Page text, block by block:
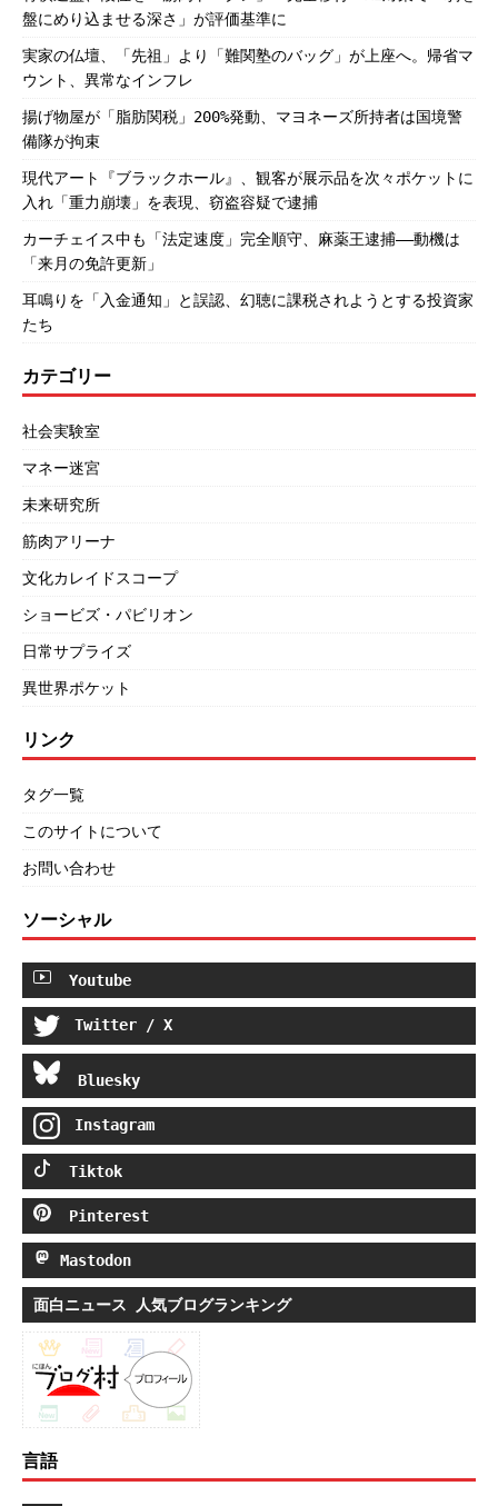
盤にめり込ませる深さ」が評価基準に
実家の仏壇、「先祖」より「難関塾のバッグ」が上座へ。帰省マ
ウント、異常なインフレ
揚げ物屋が「脂肪関税」200%発動、マヨネーズ所持者は国境警
備隊が拘束
現代アート『ブラックホール』、観客が展示品を次々ポケットに
入れ「重力崩壊」を表現、窃盗容疑で逮捕
カーチェイス中も「法定速度」完全順守、麻薬王逮捕――動機は
「来月の免許更新」
耳鳴りを「入金通知」と誤認、幻聴に課税されようとする投資家
たち
カテゴリー
社会実験室
マネー迷宮
未来研究所
筋肉アリーナ
文化カレイドスコープ
ショービズ・パビリオン
日常サプライズ
異世界ポケット
リンク
タグ一覧
このサイトについて
お問い合わせ
ソーシャル
Youtube
Twitter / X
Bluesky
Instagram
Tiktok
Pinterest
Mastodon
面白ニュース 人気ブログランキング
言語